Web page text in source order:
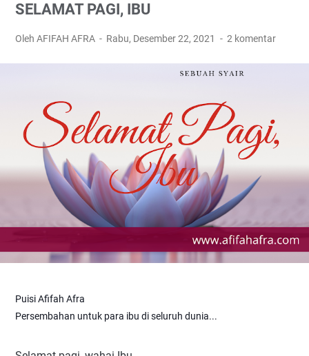
SELAMAT PAGI, IBU
Oleh AFIFAH AFRA Rabu, Desember 22, 2021 2 komentar
Puisi Afifah Afra
Persembahan untuk para ibu di seluruh dunia...